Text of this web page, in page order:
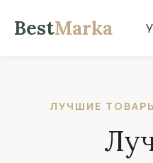
BestMarka
ЛУЧШИЕ